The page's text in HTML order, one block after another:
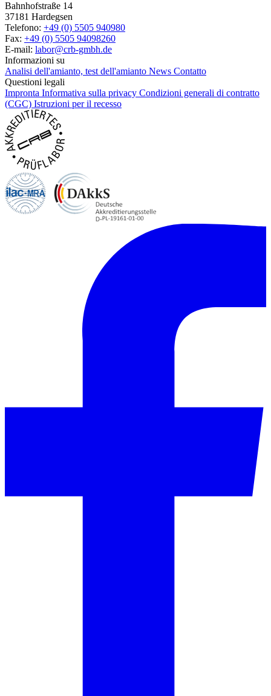
Bahnhofstraße 14
37181 Hardegsen
Telefono: +49 (0) 5505 940980
Fax: +49 (0) 5505 94098260
E-mail: labor@crb-gmbh.de
Informazioni su
Analisi dell'amianto, test dell'amianto News Contatto
Questioni legali
Impronta Informativa sulla privacy Condizioni generali di contratto
(CGC) Istruzioni per il recesso